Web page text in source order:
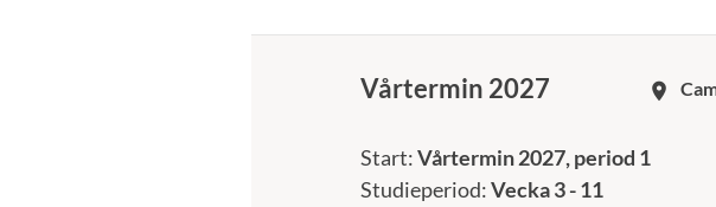
Vårtermin 2027 room
Start:Vårtermin 2027, period 1
Studieperiod:Vecka 3 - 11